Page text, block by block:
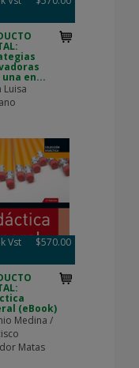
en...
Luisa
Vst $570.00
(eBook)
Medina /
Matas